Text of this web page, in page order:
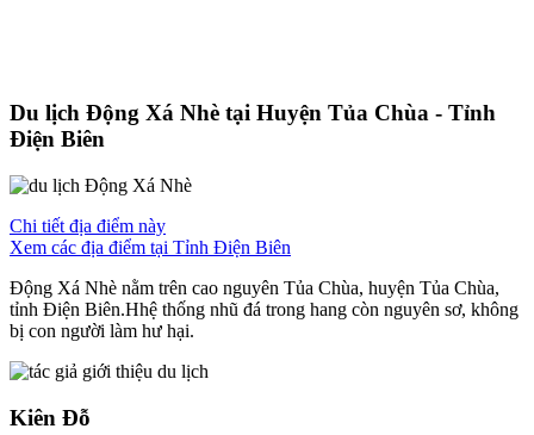
Du lịch Động Xá Nhè tại Huyện Tủa Chùa - Tỉnh
Điện Biên
Chi tiết địa điểm này
Xem các địa điểm tại Tỉnh Điện Biên
Động Xá Nhè nằm trên cao nguyên Tủa Chùa, huyện Tủa Chùa,
tỉnh Điện Biên.Hhệ thống nhũ đá trong hang còn nguyên sơ, không
bị con người làm hư hại.
Kiên Đỗ